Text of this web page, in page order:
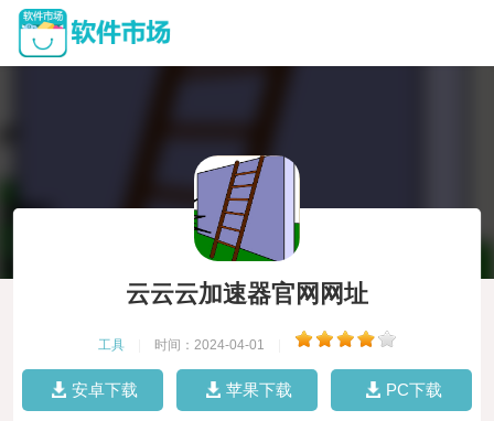
云云云加速器官网网址
工具 时间：2024-04-01
安卓下载 苹果下载 PC下载